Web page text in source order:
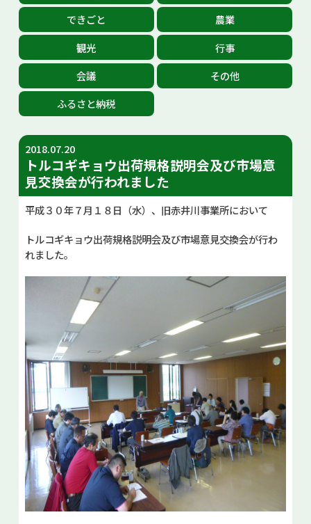
あかいがわ広報
お問い合せ
Select Language▼
できごと
農業
観光
行事
会議
その他
ふるさと納税
2018.07.20
トルコギキョウ出荷規格説明会及び市場意
見交換会が行われました
平成３０年７月１８日（水）、旧赤井川事業所において
トルコギキョウ出荷規格説明会及び市場意見交換会が行わ
れました。